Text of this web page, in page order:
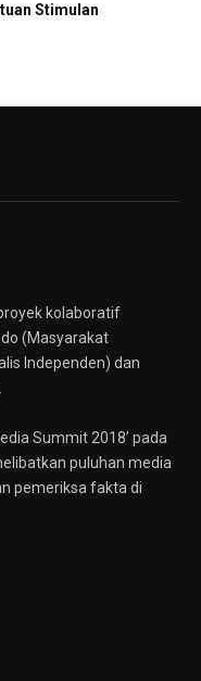
Stimulan
kolaboratif
(Masyarakat
Independen) dan
Summit 2018’ pada
puluhan media
pemeriksa fakta di